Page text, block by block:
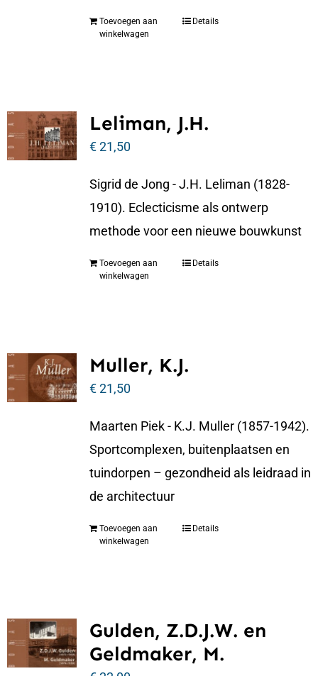
Toevoegen aan
winkelwagen
Details
Leliman, J.H.
€21,50
Sigrid de Jong - J.H. Leliman (1828-
1910). Eclecticisme als ontwerp
methode voor een nieuwe bouwkunst
Toevoegen aan
winkelwagen
Details
Muller, K.J.
€21,50
Maarten Piek - K.J. Muller (1857-1942).
Sportcomplexen, buitenplaatsen en
tuindorpen – gezondheid als leidraad in
de architectuur
Toevoegen aan
winkelwagen
Details
Gulden, Z.D.J.W. en
Geldmaker, M.